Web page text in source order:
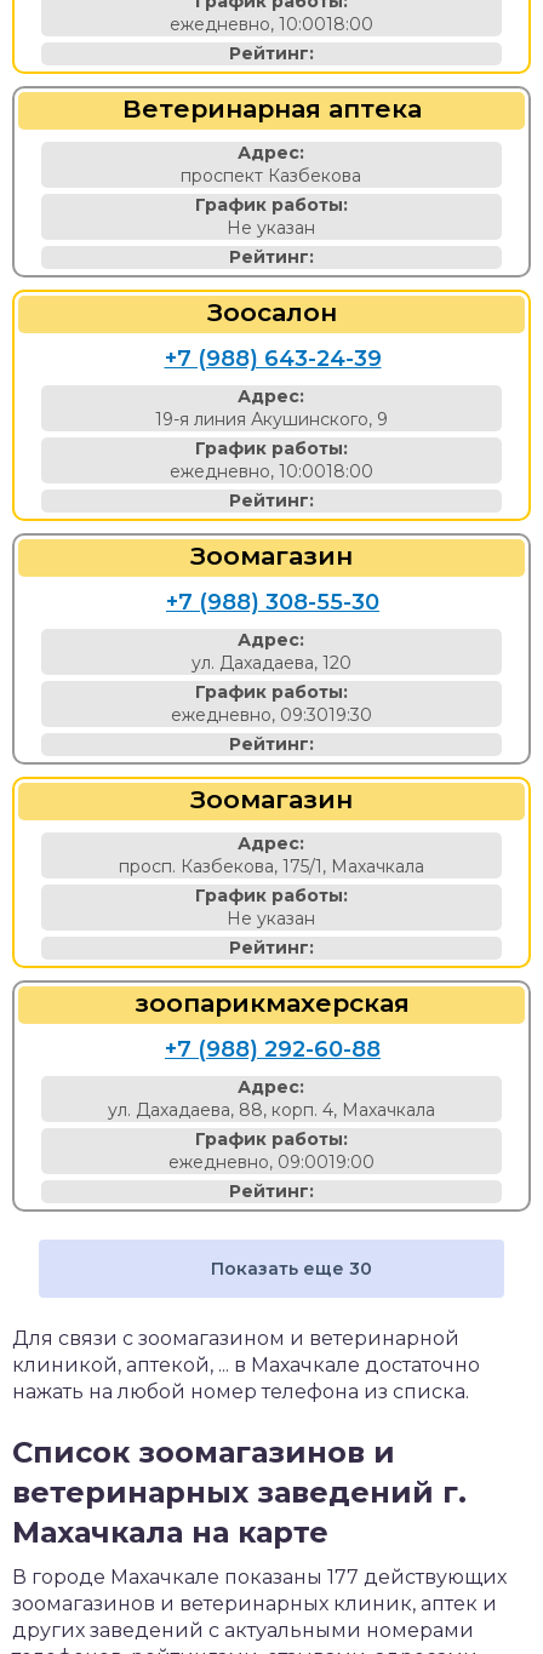
ежедневно, 10:0018:00
Рейтинг:
Ветеринарная аптека
Адрес:
проспект Казбекова
График работы:
Не указан
Рейтинг:
Зоосалон
+7 (988) 643-24-39
Адрес:
19-я линия Акушинского, 9
График работы:
ежедневно, 10:0018:00
Рейтинг:
Зоомагазин
+7 (988) 308-55-30
Адрес:
ул. Дахадаева, 120
График работы:
ежедневно, 09:3019:30
Рейтинг:
Зоомагазин
Адрес:
просп. Казбекова, 175/1, Махачкала
График работы:
Не указан
Рейтинг:
зоопарикмахерская
+7 (988) 292-60-88
Адрес:
ул. Дахадаева, 88, корп. 4, Махачкала
График работы:
ежедневно, 09:0019:00
Рейтинг:
Показать еще 30
Для связи с зоомагазином и ветеринарной
клиникой, аптекой, ... в Махачкале достаточно
нажать на любой номер телефона из списка.
Список зоомагазинов и
ветеринарных заведений г.
Махачкала на карте
В городе Махачкале показаны 177 действующих
зоомагазинов и ветеринарных клиник, аптек и
других заведений с актуальными номерами